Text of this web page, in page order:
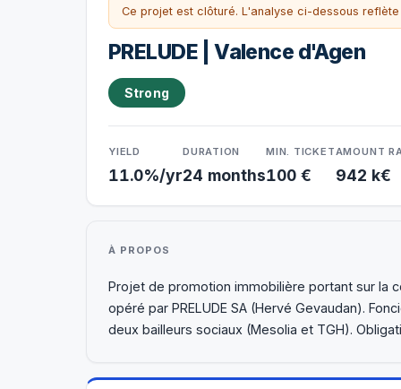
Ce projet est clôturé. L'analyse ci-dessous
PRELUDE | Valence d'Agen
Strong
YIELD
11.0%/yr
DURATION
24 months
MIN. TICKET
100 €
AMOUNT
942 k€
À PROPOS
Projet de promotion immobilière portant sur la
opéré par PRELUDE SA (Hervé Gevaudan).
deux bailleurs sociaux (Mesolia et TGH).